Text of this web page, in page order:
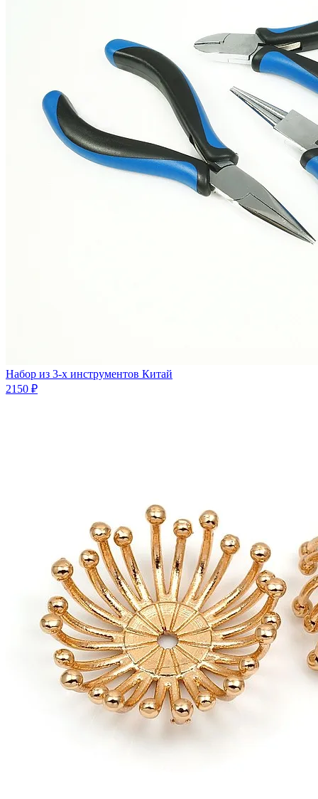
Набор из 3-х инструментов Китай
2150 ₽